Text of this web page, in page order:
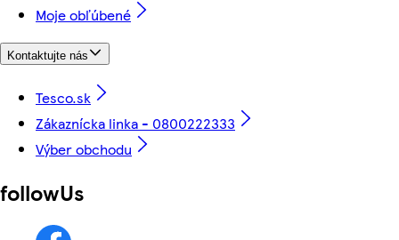
Moje obľúbené
Kontaktujte nás
Tesco.sk
Zákaznícka linka - 0800222333
Výber obchodu
followUs